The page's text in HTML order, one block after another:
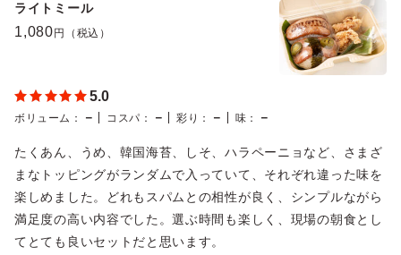
ライトミール
1,080 円（税込）
5.0
ボリューム ： － コスパ ： － 彩り ： － 味 ： －
たくあん、うめ、韓国海苔、しそ、ハラペーニョなど、さまざ
まなトッピングがランダムで入っていて、それぞれ違った味を
楽しめました。どれもスパムとの相性が良く、シンプルながら
満足度の高い内容でした。選ぶ時間も楽しく、現場の朝食とし
てとても良いセットだと思います。